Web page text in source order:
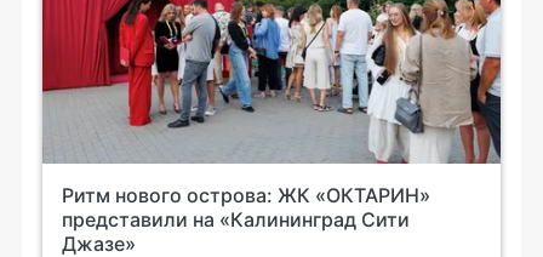
Ритм нового острова: ЖК «ОКТАРИН»
представили на «Калининград Сити
Джазе»